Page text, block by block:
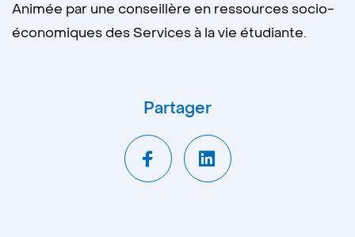
Animée par une conseillère en ressources socio-
économiques des Services à la vie étudiante.
Partager